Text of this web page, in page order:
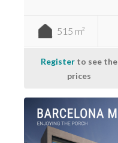
515 m²
Register to see the
prices